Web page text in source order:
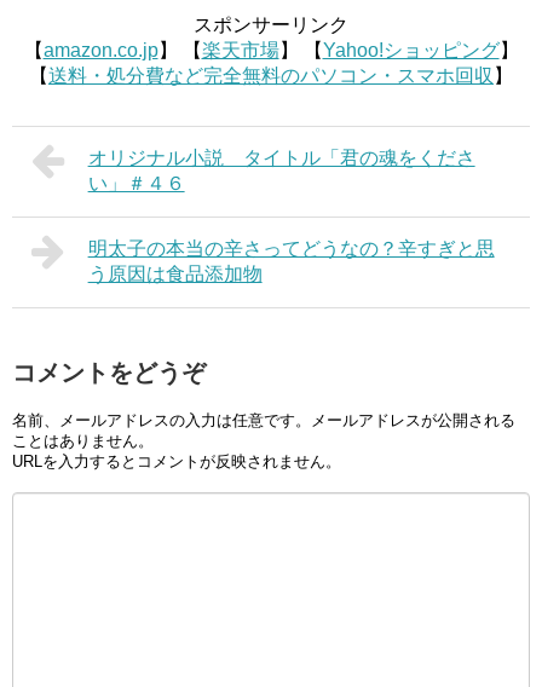
スポンサーリンク
【amazon.co.jp】 【楽天市場】 【Yahoo!ショッピング】
【送料・処分費など完全無料のパソコン・スマホ回収 】
オリジナル小説 タイトル「君の魂をくださ
い」＃４６
明太子の本当の辛さってどうなの？辛すぎと思
う原因は食品添加物
コメントをどうぞ
名前、メールアドレスの入力は任意です。メールアドレスが公開される
ことはありません。
URLを入力するとコメントが反映されません。